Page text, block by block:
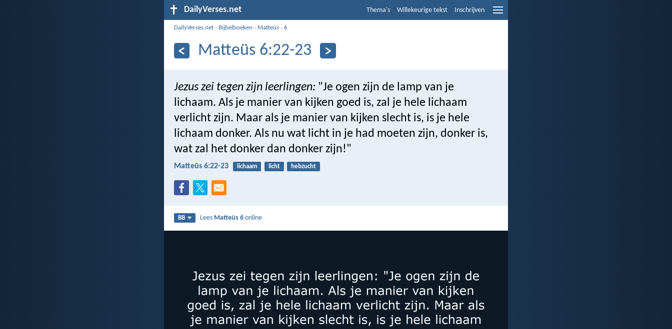
DailyVerses.net Thema's Willekeurige tekst Inschrijven
DailyVerses.net › Bijbelboeken › Matteüs ›6
Matteüs 6:22-23
Jezus zei tegen zijn leerlingen: "Je ogen zijn de lamp van je
lichaam. Als je manier van kijken goed is, zal je hele lichaam
verlicht zijn. Maar als je manier van kijken slecht is, is je hele
lichaam donker. Als nu wat licht in je had moeten zijn, donker is,
wat zal het donker dan donker zijn!"
Matteüs 6:22-23 lichaam licht hebzucht
BB Lees Matteüs 6 online